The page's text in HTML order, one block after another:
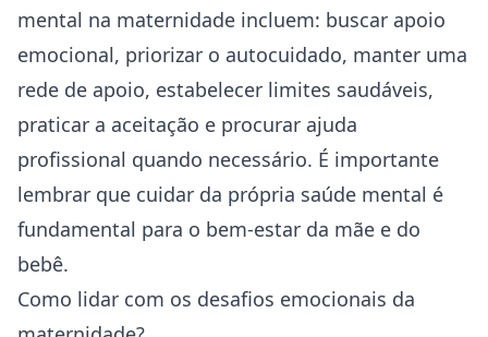
mental na maternidade incluem: buscar apoio
emocional, priorizar o autocuidado, manter uma
rede de apoio, estabelecer limites saudáveis,
praticar a aceitação e procurar ajuda
profissional quando necessário. É importante
lembrar que cuidar da própria saúde mental é
fundamental para o bem-estar da mãe e do
bebê.
Como lidar com os desafios emocionais da